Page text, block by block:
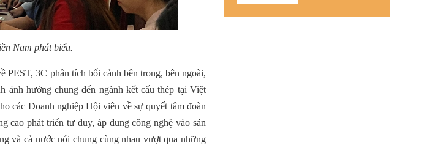
Nam phát biểu.
3C phân tích bối cảnh bên trong, bên ngoài,
hưởng chung đến ngành kết cấu thép tại Việt
các Doanh nghiệp Hội viên về sự quyết tâm đoàn
cao phát triển tư duy, áp dung công nghệ vào sản
và cả nước nói chung cùng nhau vượt qua những